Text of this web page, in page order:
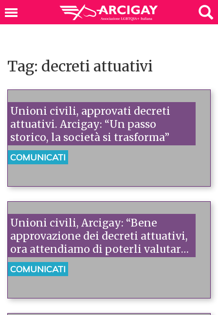
Tag: decreti attuativi
Unioni civili, approvati decreti
attuativi. Arcigay: “Un passo
storico, la società si trasforma”
COMUNICATI
Unioni civili, Arcigay: “Bene
approvazione dei decreti attuativi,
ora attendiamo di poterli valutare
nel merito”
COMUNICATI